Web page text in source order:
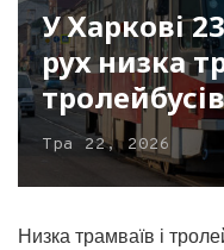
У Харкові
рух низка
тролейбусів
Тра 22, 2026
Низка трамваїв і